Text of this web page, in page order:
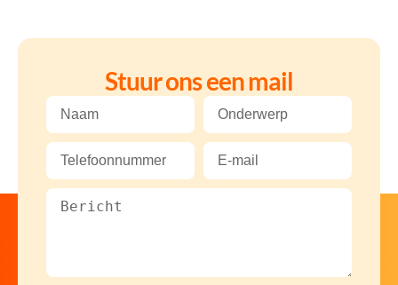
Stuur ons een mail